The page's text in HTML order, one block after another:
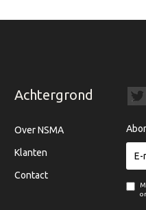
Achtergrond
Over NSMA
Klanten
Contact